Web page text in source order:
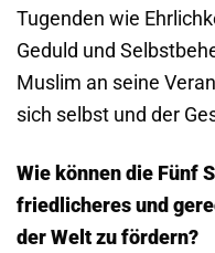
Tugenden wie
Geduld und
Muslim an seine
sich selbst und der
Wie können die Fünf
friedlicheres und
der Welt zu fördern?